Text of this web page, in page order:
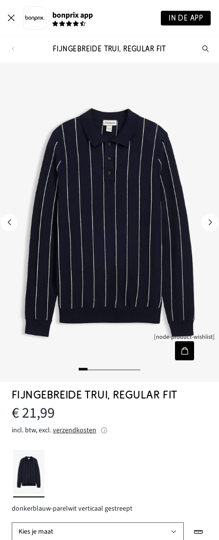
bonprix app IN DE APP
FIJNGEBREIDE TRUI, REGULAR FIT
[node-product-wishlist]
FIJNGEBREIDE TRUI, REGULAR FIT
€ 21,99
incl. btw, excl.verzendkosten
donkerblauw-parelwit verticaal gestreept
Kies je maat